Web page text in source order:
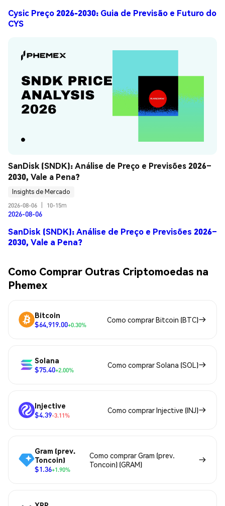
Cysic Preço 2026-2030: Guia de Previsão e Futuro do
CYS
SanDisk (SNDK): Análise de Preço e Previsões 2026–
2030, Vale a Pena?
Insights de Mercado
2026-08-06
10-15m
2026-08-06
SanDisk (SNDK): Análise de Preço e Previsões 2026–
2030, Vale a Pena?
Como Comprar Outras Criptomoedas na
Phemex
Bitcoin
$64,919.00+0.30%
Como comprar Bitcoin (BTC)
Solana
$75.40+2.00%
Como comprar Solana (SOL)
Injective
$4.39-3.11%
Como comprar Injective (INJ)
Gram (prev.
Toncoin)
$1.36+1.90%
Como comprar Gram (prev.
Toncoin) (GRAM)